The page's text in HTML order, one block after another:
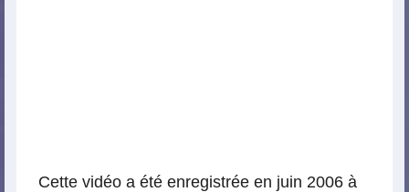
Cette vidéo a été enregistrée en juin 2006 à